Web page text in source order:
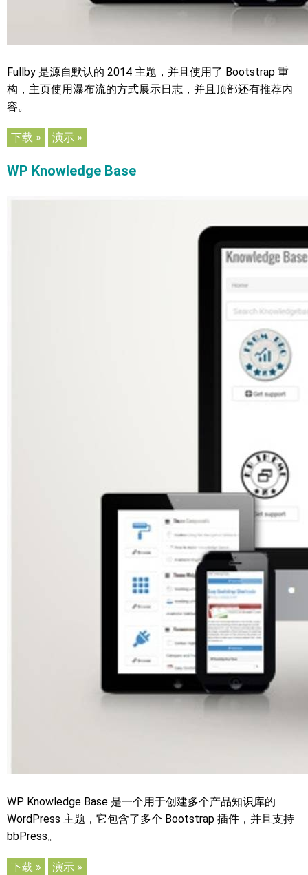
Fullby 是源自默认的 2014 主题，并且使用了 Bootstrap 重
构，主页使用瀑布流的方式展示日志，并且顶部还有推荐内
容。
下载 » 演示 »
WP Knowledge Base
WP Knowledge Base 是一个用于创建多个产品知识库的
WordPress 主题，它包含了多个 Bootstrap 插件，并且支持
bbPress。
下载 » 演示 »